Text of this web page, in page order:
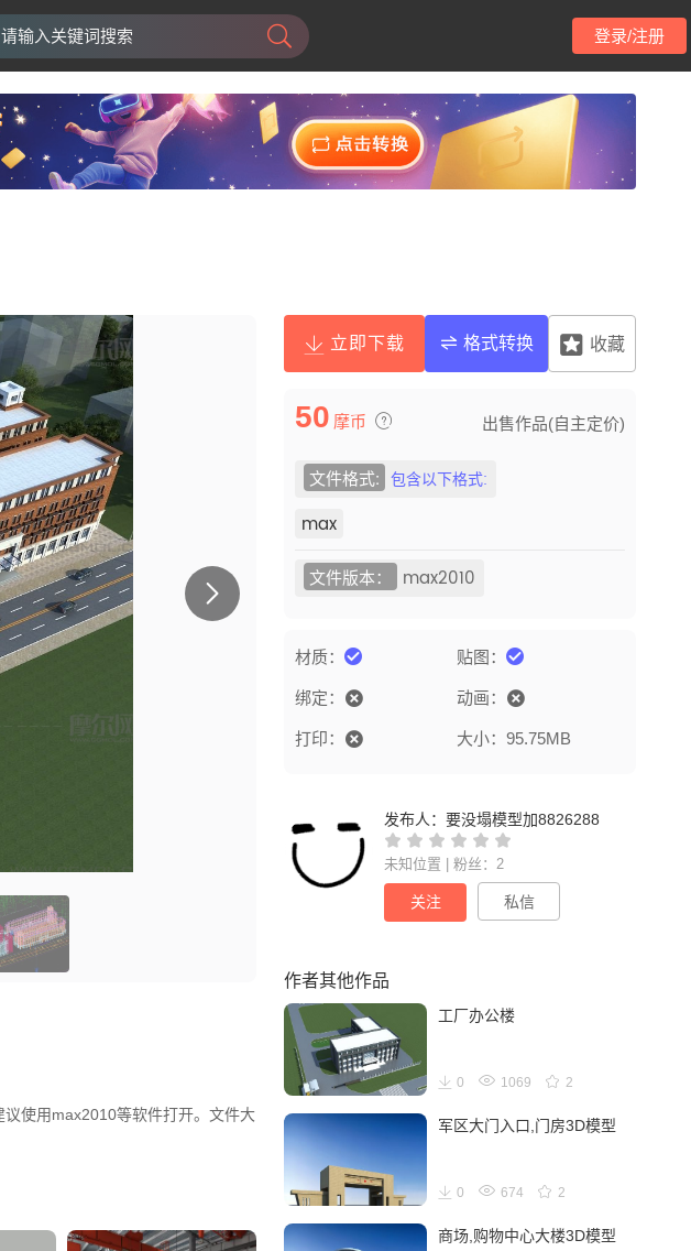
登录/注册
议使用max2010等软件打开。文件大
立即下载 格式转换 收藏
50 摩币 出售作品(自主定价)
文件格式: 包含以下格式:
max
文件版本： max2010
材质： 贴图：
绑定： 动画：
打印： 大小：95.75MB
发布人：要没塌模型加8826288
未知位置 | 粉丝：2
关注 私信
作者其他作品
工厂办公楼
0 1069 2
军区大门入口,门房3D模型
0 674 2
商场,购物中心大楼3D模型